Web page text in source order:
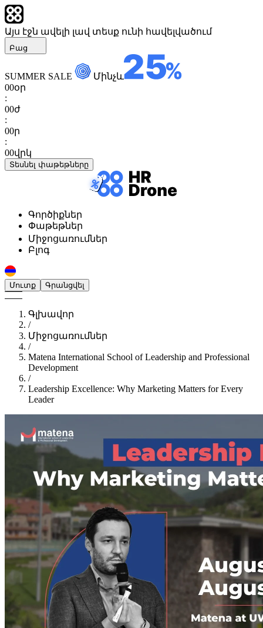
Այս էջն ավելի լավ տեսք ունի հավելվածում
Բաց
SUMMER SALE
Մինչև
00օր
:
00ժ
:
00ր
:
00վրկ
Տեսնել փաթեթները
Գործիքներ
Փաթեթներ
Միջոցառումներ
Բլոգ
Մուտք Գրանցվել
Գլխավոր
/
Միջոցառումներ
/
Matena International School of Leadership and Professional
Development
/
Leadership Excellence: Why Marketing Matters for Every
Leader